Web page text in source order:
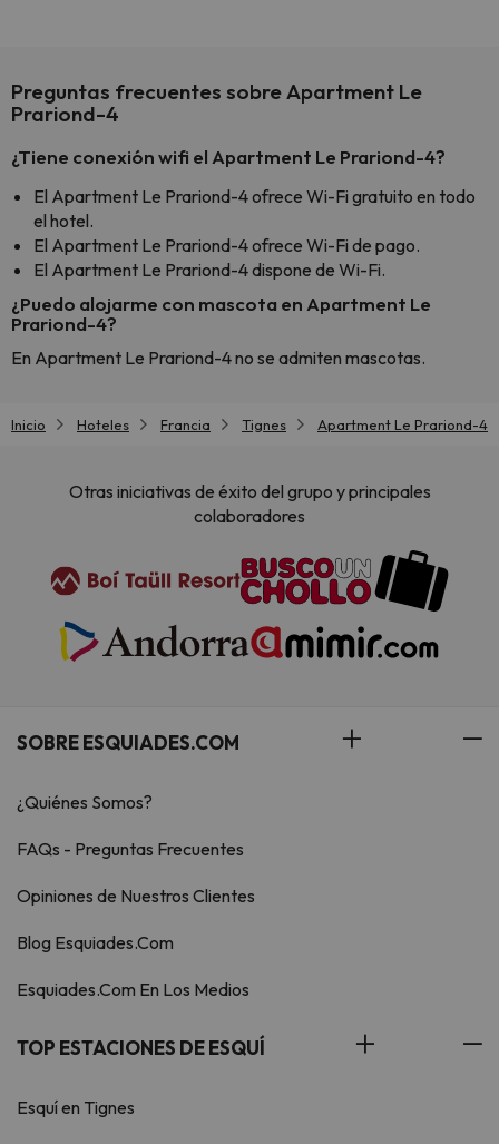
Preguntas frecuentes sobre Apartment Le
Prariond-4
¿Tiene conexión wifi el Apartment Le Prariond-4?
El Apartment Le Prariond-4 ofrece Wi-Fi gratuito en todo
el hotel.
El Apartment Le Prariond-4 ofrece Wi-Fi de pago.
El Apartment Le Prariond-4 dispone de Wi-Fi.
¿Puedo alojarme con mascota en Apartment Le
Prariond-4?
En Apartment Le Prariond-4 no se admiten mascotas.
Inicio Hoteles Francia Tignes Apartment Le Prariond-4
Otras iniciativas de éxito del grupo y principales
colaboradores
SOBRE ESQUIADES.COM
¿Quiénes Somos?
FAQs - Preguntas Frecuentes
Opiniones de Nuestros Clientes
Blog Esquiades.Com
Esquiades.Com En Los Medios
TOP ESTACIONES DE ESQUÍ
Esquí en Tignes